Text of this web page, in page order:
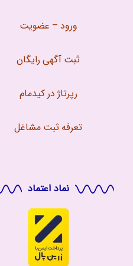
ورود – عضویت
ثبت آگهی رایگان
رپرتاژ در کیدمام
تعرفه ثبت مشاغل
نماد اعتماد